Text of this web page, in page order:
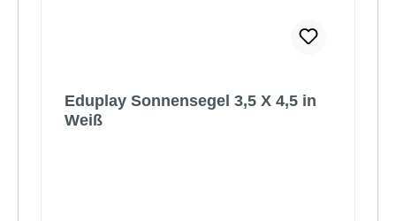
Eduplay Sonnensegel 3,5 X 4,5 in
Weiß